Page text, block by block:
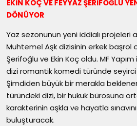
EKİN KOÇ VE FEYYAZ ŞERİFOĞLU
DÖNÜYOR
Yaz sezonunun yeni iddialı projeleri
Muhtemel Aşk dizisinin erkek başrol
Şerifoğlu ve Ekin Koç oldu. MF Yapım
dizi romantik komedi türünde seyirci
Şimdiden büyük bir merakla
türündeki dizi, bir hukuk bürosuna
karakterinin aşkla ve hayatla
buluşturacak.